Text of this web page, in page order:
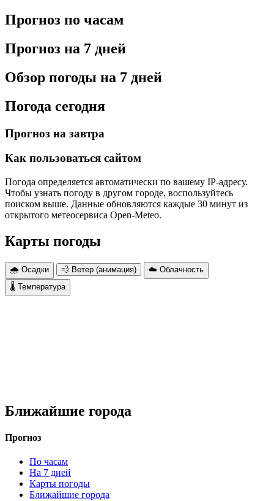
Прогноз по часам
Прогноз на 7 дней
Обзор погоды на 7 дней
Погода сегодня
Прогноз на завтра
Как пользоваться сайтом
Погода определяется автоматически по вашему IP-адресу.
Чтобы узнать погоду в другом городе, воспользуйтесь
поиском выше. Данные обновляются каждые 30 минут из
открытого метеосервиса Open-Meteo.
Карты погоды
🌧 Осадки 💨 Ветер (анимация)
☁️ Облачность
🌡 Температура
Ближайшие города
Прогноз
По часам
На 7 дней
Карты погоды
Ближайшие города